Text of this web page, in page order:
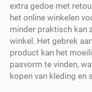
extra gedoe met
het online winkelen
minder praktisch kan
winkel. Het gebrek
product kan het
pasvorm te vinden,
kopen van kleding en